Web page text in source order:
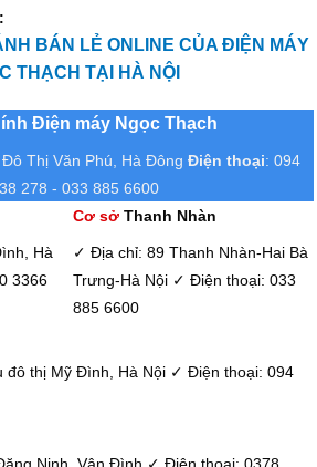
BÁN LẺ ONLINE CỦA ĐIỆN MÁY
THẠCH TẠI HÀ NỘI
Điện máy Ngọc Thạch
Thị Văn Phú, Hà Đông Điện thoại: 094
278 - 033 885 6600
Hà
3366
Cơ sởThanh Nhàn
✓ Địa chỉ: 89 Thanh Nhàn-Hai Bà
Trưng-Hà Nội ✓ Điện thoại: 033
885 6600
đô thị Mỹ Đình, Hà Nội ✓ Điện thoại: 094
Ninh, Vân Đình ✓ Điện thoại: 0378